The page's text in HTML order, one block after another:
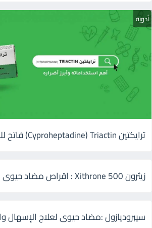
أدوية
ترايكتين Cyproheptadine) Triactin) فاتح للشهية لزيادة الوزن
زيثرون 500 Xithrone : اقراص مضاد حيوى للالتهابات
سيبروديازول :مضاد حيوى لعلاج الإسهال